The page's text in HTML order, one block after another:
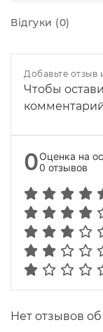
Відгуки (0)
Добавьте отзыв
Чтобы
0Оценка на
0 отзывов
Нет отзывов